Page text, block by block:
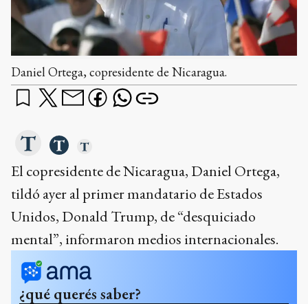
Daniel Ortega, copresidente de Nicaragua.
El copresidente de Nicaragua, Daniel Ortega,
tildó ayer al primer mandatario de Estados
Unidos, Donald Trump, de “desquiciado
mental”, informaron medios internacionales.
¿qué querés saber?